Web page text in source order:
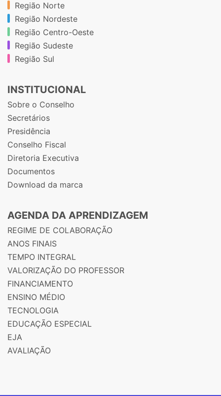
Região Norte
Região Nordeste
Região Centro-Oeste
Região Sudeste
Região Sul
INSTITUCIONAL
Sobre o Conselho
Secretários
Presidência
Conselho Fiscal
Diretoria Executiva
Documentos
Download da marca
AGENDA DA APRENDIZAGEM
REGIME DE COLABORAÇÃO
ANOS FINAIS
TEMPO INTEGRAL
VALORIZAÇÃO DO PROFESSOR
FINANCIAMENTO
ENSINO MÉDIO
TECNOLOGIA
EDUCAÇÃO ESPECIAL
EJA
AVALIAÇÃO